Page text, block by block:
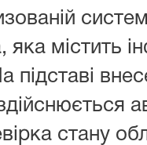
яка містить
підставі
стану